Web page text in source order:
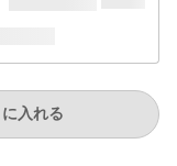
入れる